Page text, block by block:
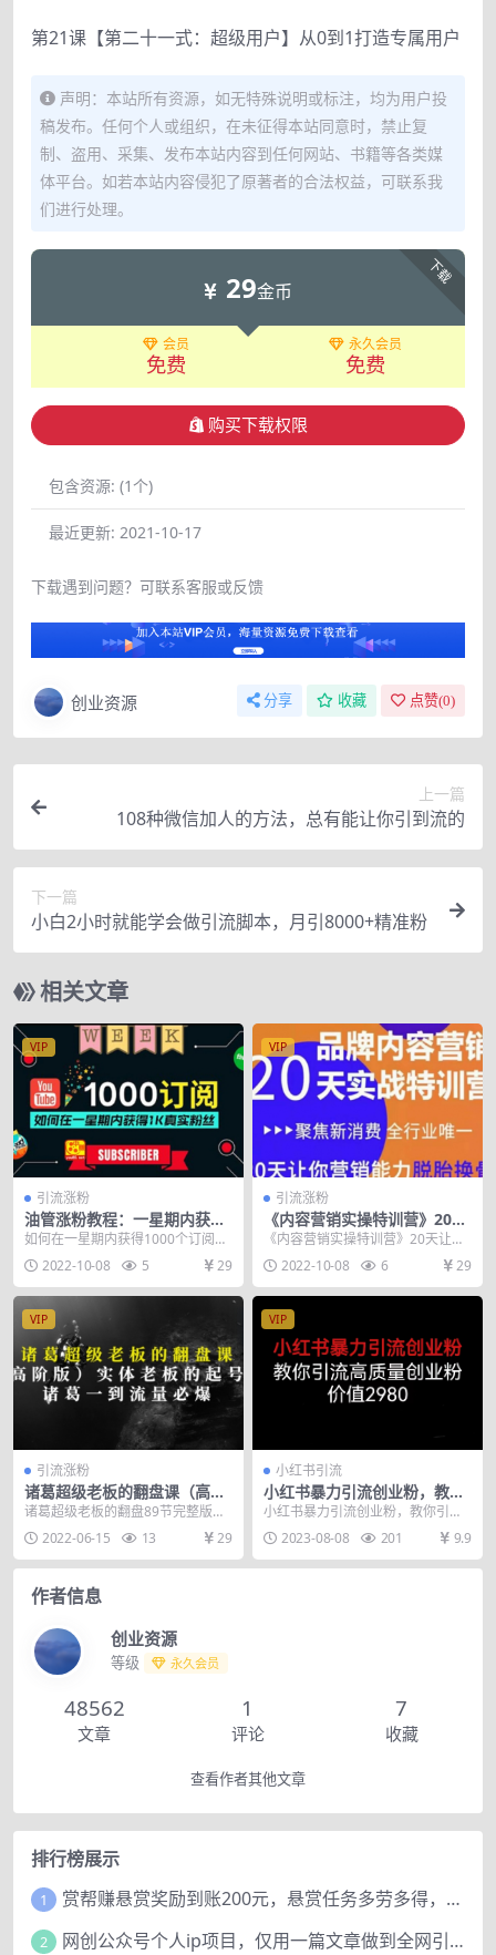
第21课【第二十一式：超级用户】从0到1打造专属用户
声明：本站所有资源，如无特殊说明或标注，均为用户投
稿发布。任何个人或组织，在未征得本站同意时，禁止复
制、盗用、采集、发布本站内容到任何网站、书籍等各类媒
体平台。如若本站内容侵犯了原著者的合法权益，可联系我
们进行处理。
下载
29金币
会员
免费
永久会员
免费
购买下载权限
包含资源: (1个)
最近更新: 2021-10-17
下载遇到问题？可联系客服或反馈
创业资源 分享 收藏 点赞(0)
上一篇
108种微信加人的方法，总有能让你引到流的
下一篇
小白2小时就能学会做引流脚本，月引8000+精准粉
相关文章
VIP
引流涨粉
油管涨粉教程：一星期内获得
1000真实粉丝，免费且快速的
方法 操作简单
如何在一星期内获得1000个订阅，
Youtube快速增加订阅的方法｜免
费且快速增...
2022-10-08 5 29
VIP
引流涨粉
《内容营销实操特训营》20天
让你营销能力脱胎换骨（价值
3999）
《内容营销实操特训营》20天让你
营销能力脱胎换骨（价值3999） 你
将收获 1：...
2022-10-08 6 29
VIP
引流涨粉
诸葛超级老板的翻盘课（高阶
版），实体老板的起号课，诸
诸葛超级老板的翻盘89节完整版课
程视频资源高阶版诸葛一到流量必
爆！流量军师诸葛亲...
2022-06-15 13 29
VIP
小红书引流
小红书暴力引流创业粉，教你
引流高质量创业粉，价值2980
小红书暴力引流创业粉，教你引流
高质量创业粉，价值2980 第一课，
小红书群引流养...
2023-08-08 201 9.9
作者信息
创业资源
等级 永久会员
48562
文章
1
评论
7
收藏
查看作者其他文章
排行榜展示
1 赏帮赚悬赏奖励到账200元，悬赏任务多劳多得，人人可做。
2 网创公众号个人ip项目，仅用一篇文章做到全网引流！